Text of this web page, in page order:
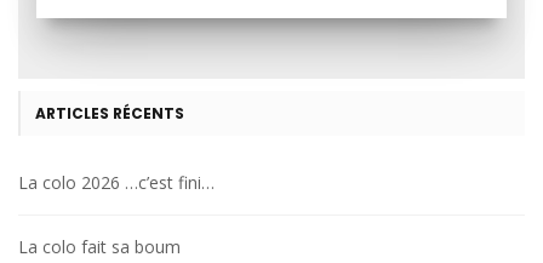
ARTICLES RÉCENTS
La colo 2026 …c’est fini…
La colo fait sa boum